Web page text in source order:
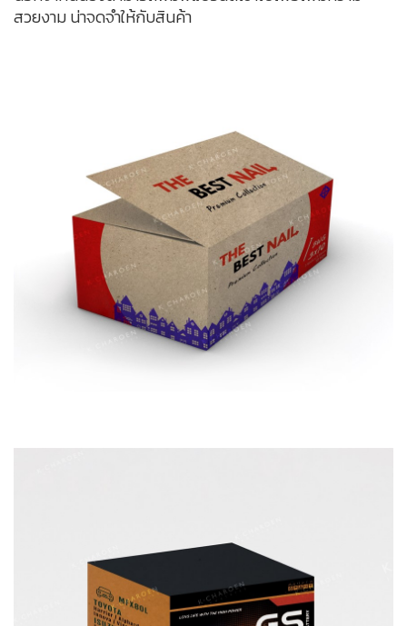
สวยงาม น่าจดจำให้กับสินค้า